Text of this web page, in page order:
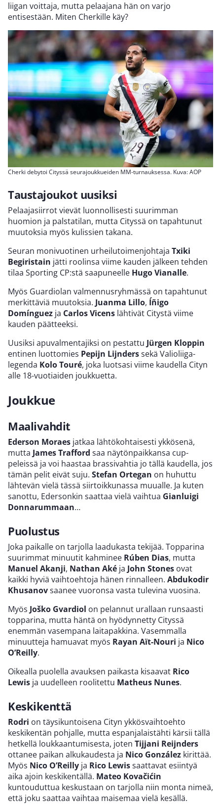
liigan voittaja, mutta pelaajana hän on varjo
entisestään. Miten Cherkille käy?
Cherki debytoi Cityssä seurajoukkueiden MM-turnauksessa. Kuva: AOP
Taustajoukot uusiksi
Pelaajasiirrot vievät luonnollisesti suurimman
huomion ja palstatilan, mutta Cityssä on tapahtunut
muutoksia myös kulissien takana.
Seuran monivuotinen urheilutoimenjohtaja Txiki
Begiristain jätti roolinsa viime kauden jälkeen tehden
tilaa Sporting CP:stä saapuneelle Hugo Vianalle.
Myös Guardiolan valmennusryhmässä on tapahtunut
merkittäviä muutoksia. Juanma Lillo, Íñigo
Domínguez ja Carlos Vicens lähtivät Citystä viime
kauden päätteeksi.
Uusiksi apuvalmentajiksi on pestattu Jürgen Kloppin
entinen luottomies Pepijn Lijnderssekä Valioliiga-
legenda Kolo Touré, joka luotsasi viime kaudella Cityn
alle 18-vuotiaiden joukkuetta.
Joukkue
Maalivahdit
Ederson Moraes jatkaa lähtökohtaisesti ykkösenä,
mutta James Trafford saa näytönpaikkansa cup-
peleissä ja voi haastaa brassivahtia jo tällä kaudella, jos
tämän pelit eivät suju. Stefan Ortegan on huhuttu
lähtevän vielä tässä siirtoikkunassa muualle. Ja kuten
sanottu, Edersonkin saattaa vielä vaihtua Gianluigi
Donnarummaan…
Puolustus
Joka paikalle on tarjolla laadukasta tekijää. Topparina
suurimmat minuutit kahminee Rúben Dias, mutta
Manuel Akanji, Nathan Aké ja John Stones ovat
kaikki hyviä vaihtoehtoja hänen rinnalleen. Abdukodir
Khusanovsaanee vuoronsa vasta tulevina vuosina.
Myös Joško Gvardiol on pelannut urallaan runsaasti
topparina, mutta häntä on hyödynnetty Cityssä
enemmän vasempana laitapakkina. Vasemmalla
minuutteja hamuavat myös Rayan Aït-Nouri ja Nico
O’Reilly.
Oikealla puolella avauksen paikasta kisaavat Rico
Lewis ja uudelleen roolitettu Matheus Nunes.
Keskikenttä
Rodri on täysikuntoisena Cityn ykkösvaihtoehto
keskikentän pohjalle, mutta espanjalaistähti kärsii tällä
hetkellä loukkaantumisesta, joten Tijjani Reijnders
ottanee paikan alkukaudesta ja Nico González kirittää.
Myös Nico O’Reilly ja Rico Lewissaattavat esiintyä
aika ajoin keskikentällä. Mateo Kovačićin
kuntouduttua keskustaan on tarjolla niin monta nimeä,
että joku saattaa vaihtaa maisemaa vielä kesällä.